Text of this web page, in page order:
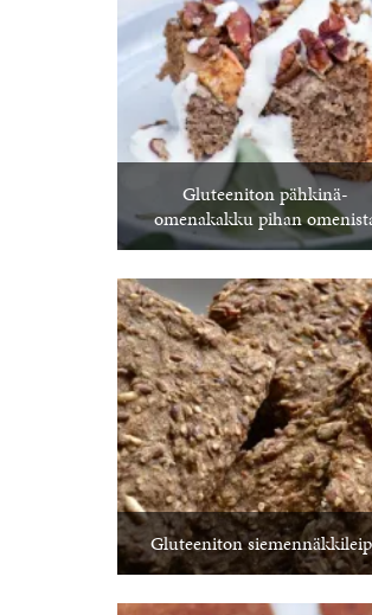
Gluteeniton pähkinä-
omenakakku pihan
Gluteeniton